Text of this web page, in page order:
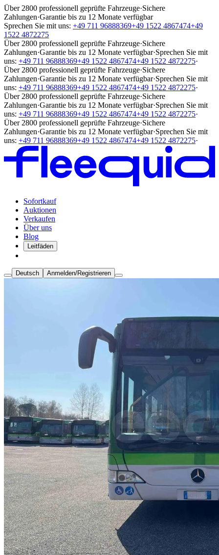
Über 2800 professionell geprüfte Fahrzeuge·Sichere
Zahlungen·Garantie bis zu 12 Monate verfügbar
Sprechen Sie mit uns: +49 711 96888369+49 1522 4867474+49
1522 4872275
Über 2800 professionell geprüfte Fahrzeuge·Sichere
Zahlungen·Garantie bis zu 12 Monate verfügbar·Sprechen Sie mit
uns: +49 711 96888369+49 1522 4867474+49 1522 4872275·
Über 2800 professionell geprüfte Fahrzeuge·Sichere
Zahlungen·Garantie bis zu 12 Monate verfügbar·Sprechen Sie mit
uns: +49 711 96888369+49 1522 4867474+49 1522 4872275·
Über 2800 professionell geprüfte Fahrzeuge·Sichere
Zahlungen·Garantie bis zu 12 Monate verfügbar·Sprechen Sie mit
uns: +49 711 96888369+49 1522 4867474+49 1522 4872275·
Über 2800 professionell geprüfte Fahrzeuge·Sichere
Zahlungen·Garantie bis zu 12 Monate verfügbar·Sprechen Sie mit
uns: +49 711 96888369+49 1522 4867474+49 1522 4872275·
Sofortkauf
Auktionen
Verkaufen
Über uns
Blog
Leitfäden
Deutsch Anmelden/Registrieren